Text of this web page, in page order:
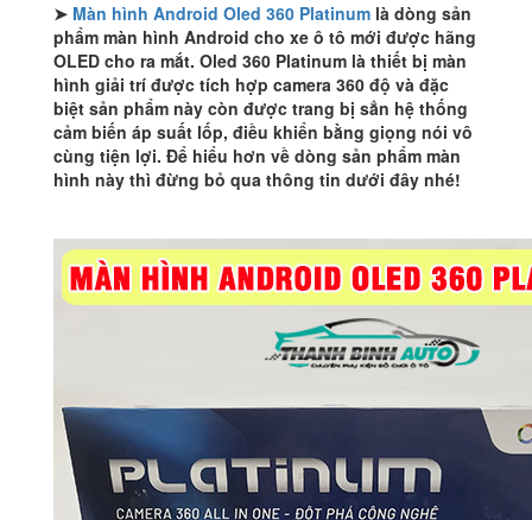
➤ Màn hình Android Oled 360 Platinum là dòng sản
phẩm màn hình Android cho xe ô tô mới được hãng
OLED cho ra mắt. Oled 360 Platinum là thiết bị màn
hình giải trí được tích hợp camera 360 độ và đặc
biệt sản phẩm này còn được trang bị sẳn hệ thống
cảm biến áp suất lốp, điều khiển bằng giọng nói vô
cùng tiện lợi. Để hiểu hơn về dòng sản phẩm màn
hình này thì đừng bỏ qua thông tin dưới đây nhé!